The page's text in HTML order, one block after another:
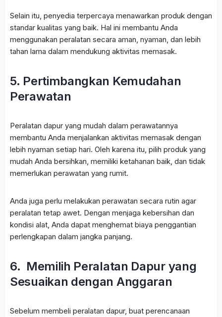
Selain itu, penyedia terpercaya menawarkan produk dengan
standar kualitas yang baik. Hal ini membantu Anda
menggunakan peralatan secara aman, nyaman, dan lebih
tahan lama dalam mendukung aktivitas memasak.
5. Pertimbangkan Kemudahan
Perawatan
Peralatan dapur yang mudah dalam perawatannya
membantu Anda menjalankan aktivitas memasak dengan
lebih nyaman setiap hari. Oleh karena itu, pilih produk yang
mudah Anda bersihkan, memiliki ketahanan baik, dan tidak
memerlukan perawatan yang rumit.
Anda juga perlu melakukan perawatan secara rutin agar
peralatan tetap awet. Dengan menjaga kebersihan dan
kondisi alat, Anda dapat menghemat biaya penggantian
perlengkapan dalam jangka panjang.
6. Memilih Peralatan Dapur yang
Sesuaikan dengan Anggaran
Sebelum membeli peralatan dapur, buat perencanaan